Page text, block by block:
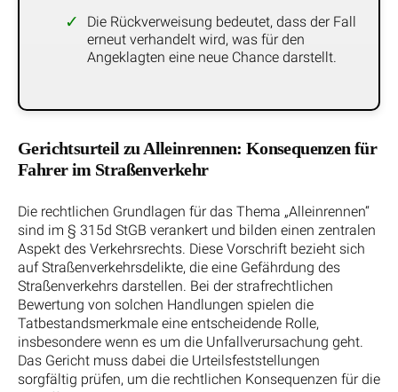
Die Rückverweisung bedeutet, dass der Fall
erneut verhandelt wird, was für den
Angeklagten eine neue Chance darstellt.
Gerichtsurteil zu Alleinrennen: Konsequenzen für
Fahrer im Straßenverkehr
Die rechtlichen Grundlagen für das Thema „Alleinrennen“
sind im § 315d StGB verankert und bilden einen zentralen
Aspekt des Verkehrsrechts. Diese Vorschrift bezieht sich
auf Straßenverkehrsdelikte, die eine Gefährdung des
Straßenverkehrs darstellen. Bei der strafrechtlichen
Bewertung von solchen Handlungen spielen die
Tatbestandsmerkmale eine entscheidende Rolle,
insbesondere wenn es um die Unfallverursachung geht.
Das Gericht muss dabei die Urteilsfeststellungen
sorgfältig prüfen, um die rechtlichen Konsequenzen für die